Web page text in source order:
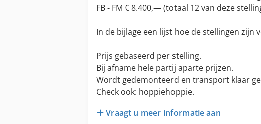
FB - FM € 8.400,— (totaal 12 van deze
In de bijlage een lijst hoe de stellingen zijn
Prijs gebaseerd per stelling.
Bij afname hele partij aparte prijzen.
Wordt gedemonteerd en transport klaar
Check ook: hoppiehoppie.
Vraagt u meer informatie aan